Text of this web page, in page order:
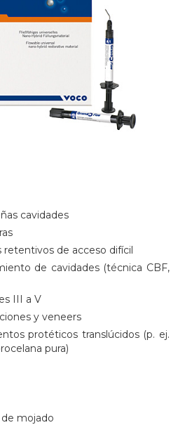
cavidades
retentivos de acceso difícil
de cavidades (técnica CBF,
III a V
y veneers
protéticos translúcidos (p. ej.
pura)
mojado